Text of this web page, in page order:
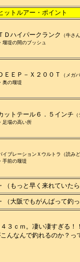
ットルアー・ポイント
Ｄハイパークランク
（牛さ
・堰堤の間のブッシュ
ＥＥＰ－Ｘ２００Ｔ
（メガ
・奥の堰堤
ットテール６．５インチ
・足場の高い所
イブレーションＸウルトラ（読みど
・手前の堰堤
・（もっと早く来れていたら
・（大阪でもがんばって釣
３ｃｍ。凄い凄すぎる！！
なんで釣れるのか？っ